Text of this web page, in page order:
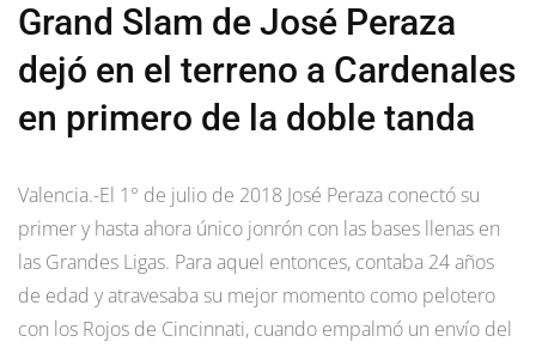
Grand Slam de José Peraza
dejó en el terreno a Cardenales
en primero de la doble tanda
Valencia.-El 1° de julio de 2018 José Peraza conectó su
primer y hasta ahora único jonrón con las bases llenas en
las Grandes Ligas. Para aquel entonces, contaba 24 años
de edad y atravesaba su mejor momento como pelotero
con los Rojos de Cincinnati, cuando empalmó un envío del